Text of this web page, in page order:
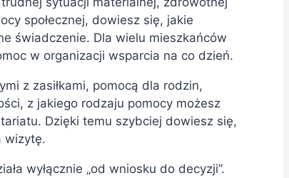
społecznej, dowiesz się, jakie
świadczenie. Dla wielu mieszkańców
w organizacji wsparcia na co dzień.
z zasiłkami, pomocą dla rodzin,
z jakiego rodzaju pomocy możesz
Dzięki temu szybciej dowiesz się,
wizytę.
wyłącznie „od wniosku do decyzji”.